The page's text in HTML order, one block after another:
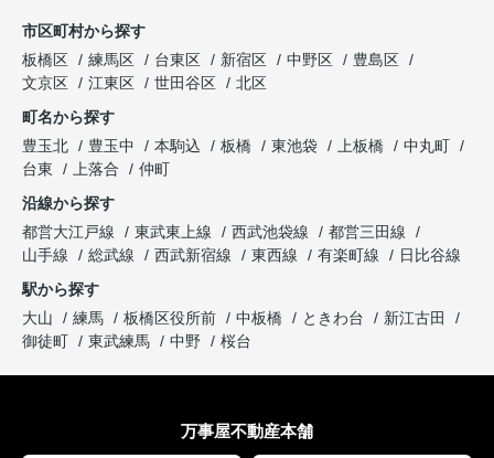
市区町村から探す
板橋区
練馬区 台東区 新宿区 中野区
豊島区
文京区
江東区 世田谷区
北区
町名から探す
豊玉北
豊玉中 本駒込 板橋 東池袋 上板橋
中丸町
台東
上落合
仲町
沿線から探す
都営大江戸線
東武東上線 西武池袋線
都営三田線
山手線
総武線 西武新宿線 東西線 有楽町線
日比谷線
駅から探す
大山
練馬 板橋区役所前 中板橋 ときわ台
新江古田
御徒町
東武練馬 中野 桜台
万事屋不動産本舗